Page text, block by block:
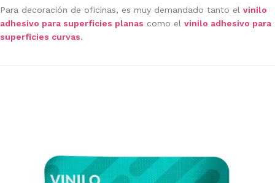
Para decoración de oficinas, es muy demandado tanto el vinilo
adhesivo para superficies planas como el vinilo adhesivo para
superficies curvas.